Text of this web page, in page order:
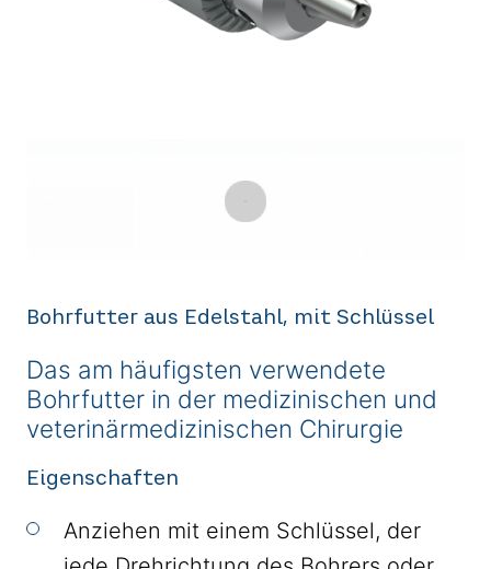
Bohrfutter aus Edelstahl, mit Schlüssel
Das am häufigsten verwendete
Bohrfutter in der medizinischen und
veterinärmedizinischen Chirurgie
Eigenschaften
Anziehen mit einem Schlüssel, der